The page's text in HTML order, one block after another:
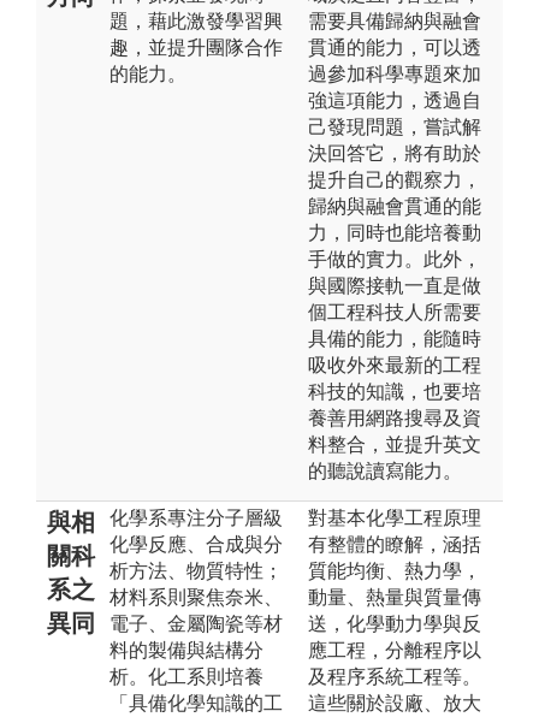
題，藉此激發學習興
趣，並提升團隊合作
的能力。
需要具備歸納與融會
貫通的能力，可以透
過參加科學專題來加
強這項能力，透過自
己發現問題，嘗試解
決回答它，將有助於
提升自己的觀察力，
歸納與融會貫通的能
力，同時也能培養動
手做的實力。此外，
與國際接軌一直是做
個工程科技人所需要
具備的能力，能隨時
吸收外來最新的工程
科技的知識，也要培
養善用網路搜尋及資
料整合，並提升英文
的聽說讀寫能力。
與相
關科
系之
異同
化學系專注分子層級
化學反應、合成與分
析方法、物質特性；
材料系則聚焦奈米、
電子、金屬陶瓷等材
料的製備與結構分
析。化工系則培養
「具備化學知識的工
對基本化學工程原理
有整體的瞭解，涵括
質能均衡、熱力學，
動量、熱量與質量傳
送，化學動力學與反
應工程，分離程序以
及程序系統工程等。
這些關於設廠、放大